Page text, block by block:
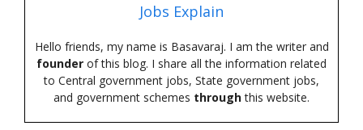
Jobs Explain
Hello friends, my name is Basavaraj. I am the writer and
founder of this blog. I share all the information related
to Central government jobs, State government jobs,
and government schemes throughthis website.